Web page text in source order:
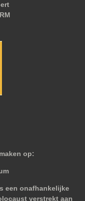
op:
een onafhankelijke
verstrekt aan